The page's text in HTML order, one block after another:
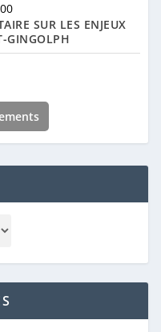
SUR LES ENJEUX
GINGOLPH